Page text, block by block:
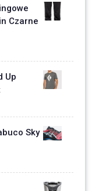
Czarne
Up
Sky